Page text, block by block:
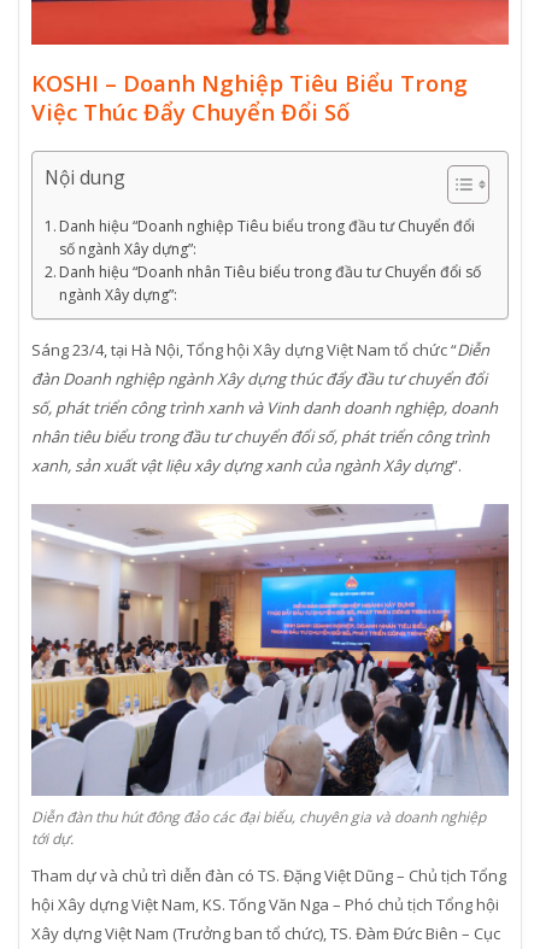
KOSHI – Doanh Nghiệp Tiêu Biểu Trong
Việc Thúc Đẩy Chuyển Đổi Số
Nội dung
Danh hiệu “Doanh nghiệp Tiêu biểu trong đầu tư Chuyển đổi
số ngành Xây dựng”:
Danh hiệu “Doanh nhân Tiêu biểu trong đầu tư Chuyển đổi số
ngành Xây dựng”:
Sáng 23/4, tại Hà Nội, Tổng hội Xây dựng Việt Nam tổ chức “Diễn
đàn Doanh nghiệp ngành Xây dựng thúc đẩy đầu tư chuyển đổi
số, phát triển công trình xanh và Vinh danh doanh nghiệp, doanh
nhân tiêu biểu trong đầu tư chuyển đổi số, phát triển công trình
xanh, sản xuất vật liệu xây dựng xanh của ngành Xây dựng”.
Diễn đàn thu hút đông đảo các đại biểu, chuyên gia và doanh nghiệp
tới dự.
Tham dự và chủ trì diễn đàn có TS. Đặng Việt Dũng – Chủ tịch Tổng
hội Xây dựng Việt Nam, KS. Tống Văn Nga – Phó chủ tịch Tổng hội
Xây dựng Việt Nam (Trưởng ban tổ chức), TS. Đàm Đức Biên – Cục